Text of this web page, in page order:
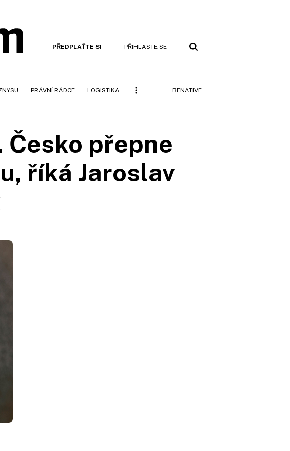
PŘEDPLAŤTE SI PŘIHLASTE SE
PRÁVNÍ RÁDCE LOGISTIKA BENATIVE
Česko přepne
říká Jaroslav